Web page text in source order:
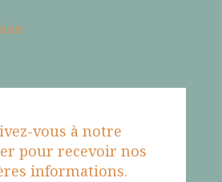
vous à notre
pour recevoir nos
informations.